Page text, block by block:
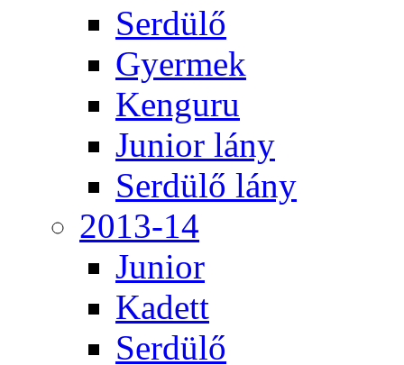
Serdülő
Gyermek
Kenguru
Junior lány
Serdülő lány
2013-14
Junior
Kadett
Serdülő